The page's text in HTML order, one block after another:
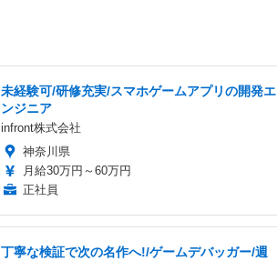
未経験可/研修充実/スマホゲームアプリの開発エ
ンジニア
infront株式会社
神奈川県
月給30万円～60万円
正社員
丁寧な検証で次の名作へ!/ゲームデバッガー/週